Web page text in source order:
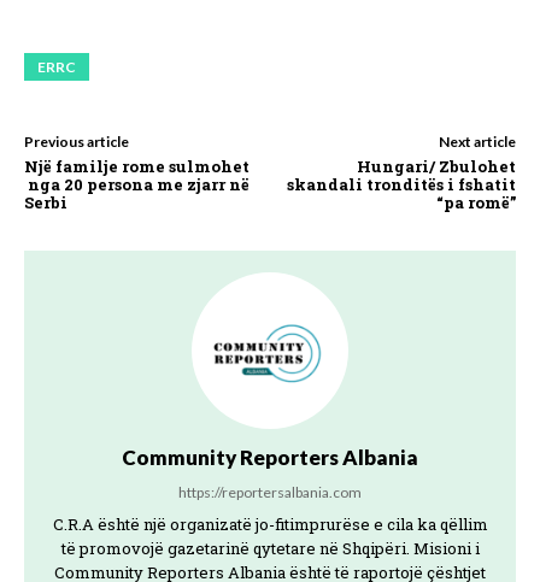
ERRC
Previous article
Një familje rome sulmohet
nga 20 persona me zjarr në
Serbi
Next article
Hungari/ Zbulohet
skandali tronditës i fshatit
“pa romë”
Community Reporters Albania
https://reportersalbania.com
C.R.A është një organizatë jo-fitimprurëse e cila ka qëllim
të promovojë gazetarinë qytetare në Shqipëri. Misioni i
Community Reporters Albania është të raportojë çështjet